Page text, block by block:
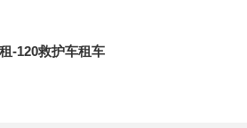
-120救护车租车